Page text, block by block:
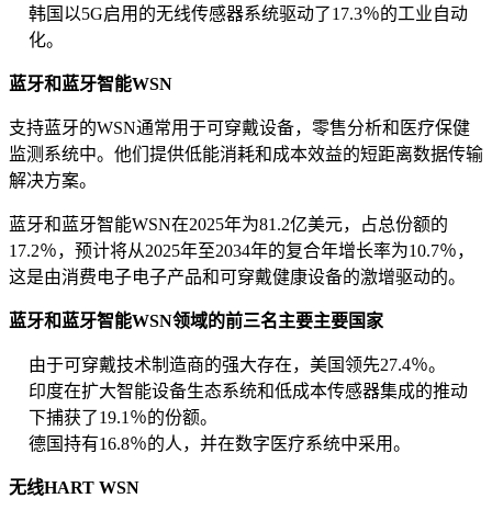
韩国以5G启用的无线传感器系统驱动了17.3％的工业自动
化。
蓝牙和蓝牙智能WSN
支持蓝牙的WSN通常用于可穿戴设备，零售分析和医疗保健
监测系统中。他们提供低能消耗和成本效益的短距离数据传输
解决方案。
蓝牙和蓝牙智能WSN在2025年为81.2亿美元，占总份额的
17.2％，预计将从2025年至2034年的复合年增长率为10.7％，
这是由消费电子电子产品和可穿戴健康设备的激增驱动的。
蓝牙和蓝牙智能WSN领域的前三名主要主要国家
由于可穿戴技术制造商的强大存在，美国领先27.4％。
印度在扩大智能设备生态系统和低成本传感器集成的推动
下捕获了19.1％的份额。
德国持有16.8％的人，并在数字医疗系统中采用。
无线HART WSN